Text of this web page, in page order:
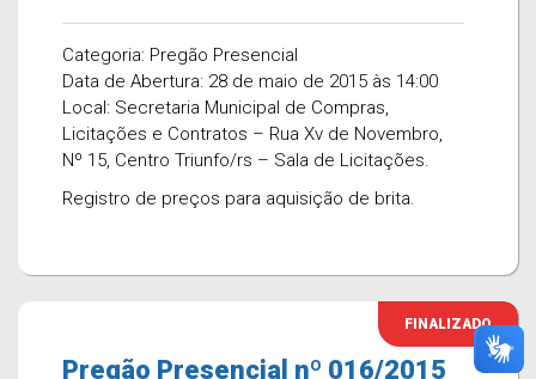
Categoria: Pregão Presencial
Data de Abertura: 28 de maio de 2015 às 14:00
Local: Secretaria Municipal de Compras,
Licitações e Contratos – Rua Xv de Novembro,
Nº 15, Centro Triunfo/rs – Sala de Licitações.
Registro de preços para aquisição de brita.
FINALIZADO
Pregão Presencial nº 016/2015